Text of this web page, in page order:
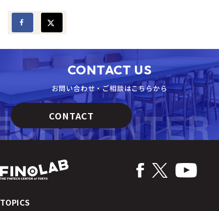
CONTACT US
お問い合わせ・ご相談はこちらから
CONTACT
TOPICS